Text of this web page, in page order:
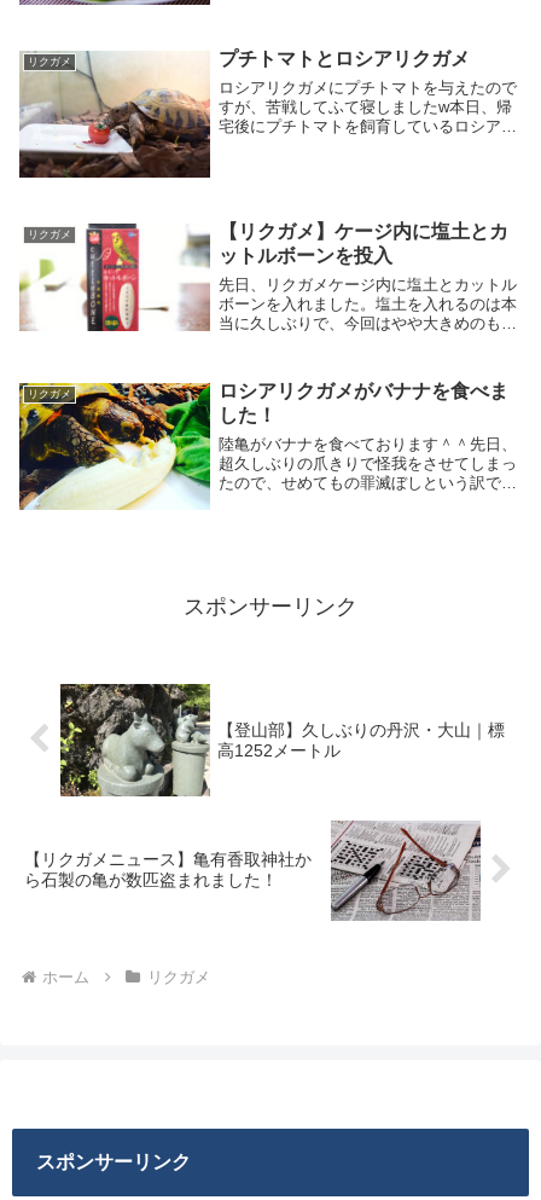
リクガメ プチトマトとロシアリクガメ
ロシアリクガメにプチトマトを与えたので
すが、苦戦してふて寝しましたw本日、帰
宅後にプチトマトを飼育しているロシアリ
リクガメ
【リクガメ】ケージ内に塩土とカ
ットルボーンを投入
先日、リクガメケージ内に塩土とカットル
ボーンを入れました。塩土を入れるのは本
当に久しぶりで、今回はやや大きめのもの
リクガメ
ロシアリクガメがバナナを食べま
した！
陸亀がバナナを食べております＾＾先日、
超久しぶりの爪きりで怪我をさせてしまっ
たので、せめてもの罪滅ぼしという訳では
スポンサーリンク
【登山部】久しぶりの丹沢・大山｜標
高1252メートル
【リクガメニュース】亀有香取神社か
ら石製の亀が数匹盗まれました！
ホーム リクガメ
スポンサーリンク